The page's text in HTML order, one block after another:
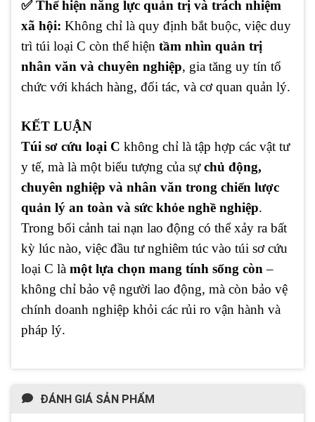
✅ Thể hiện năng lực quản trị và trách nhiệm
xã hội: Không chỉ là quy định bắt buộc, việc duy
trì túi loại C còn thể hiện tầm nhìn quản trị
nhân văn và chuyên nghiệp, gia tăng uy tín tổ
chức với khách hàng, đối tác, và cơ quan quản lý.
KẾT LUẬN
Túi sơ cứu loại C không chỉ là tập hợp các vật tư
y tế, mà là một biểu tượng của sựchủ động,
chuyên nghiệp và nhân văn trong chiến lược
quản lý an toàn và sức khỏe nghề nghiệp.
Trong bối cảnh tai nạn lao động có thể xảy ra bất
kỳ lúc nào, việc đầu tư nghiêm túc vào túi sơ cứu
loại C là một lựa chọn mang tính sống còn–
không chỉ bảo vệ người lao động, mà còn bảo vệ
chính doanh nghiệp khỏi các rủi ro vận hành và
pháp lý.
ĐÁNH GIÁ SẢN PHẨM